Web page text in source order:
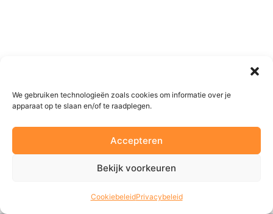
We gebruiken technologieën zoals cookies om informatie over je
apparaat op te slaan en/of te raadplegen.
Accepteren
Bekijk voorkeuren
CookiebeleidPrivacybeleid